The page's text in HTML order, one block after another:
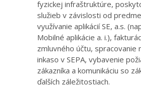
fyzickej infraštruktúre,
služieb v závislosti od
využívanie aplikácií SE, a.s.
Mobilné aplikácie a. i.),
zmluvného účtu, spracovanie
inkaso v SEPA, vybavenie
zákazníka a komunikáciu so
ďalších záležitostiach.